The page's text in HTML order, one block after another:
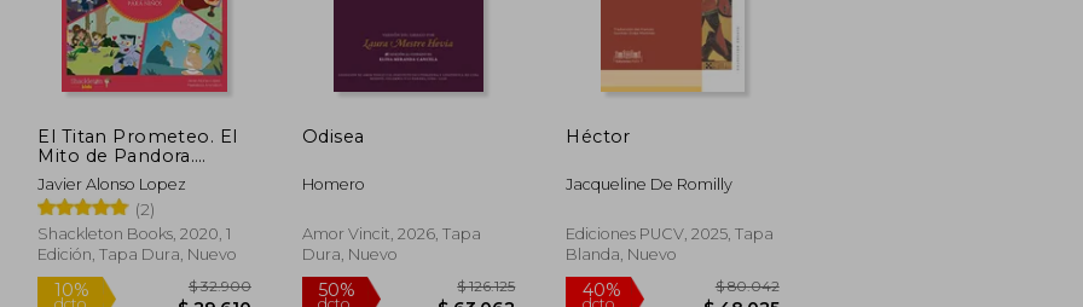
El Titan Prometeo. El
Mito de Pandora.
Hades y Persefone
Javier Alonso Lopez
(2)
Shackleton Books, 2020, 1
Edición, Tapa Dura, Nuevo
Odisea
Homero
Amor Vincit, 2026, Tapa
Dura, Nuevo
Héctor
Jacqueline De Romilly
Ediciones PUCV, 2025, Tapa
Blanda, Nuevo